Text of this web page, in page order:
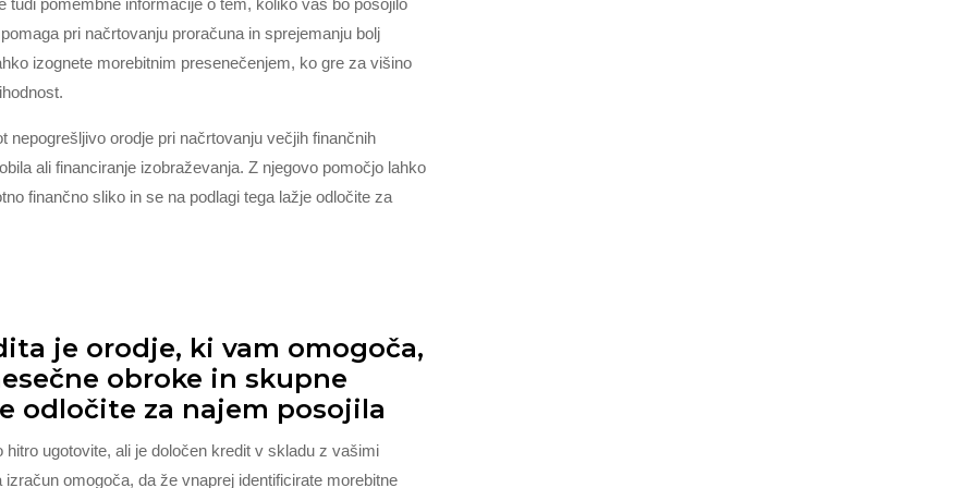
pomembne informacije o tem, koliko vas bo posojilo
pri načrtovanju proračuna in sprejemanju bolj
izognete morebitnim presenečenjem, ko gre za višino
orodje pri načrtovanju večjih finančnih
ali financiranje izobraževanja. Z njegovo pomočjo lahko
finančno sliko in se na podlagi tega lažje odločite za
je orodje, ki vam omogoča,
obroke in skupne
odločite za najem posojila
ugotovite, ali je določen kredit v skladu z vašimi
omogoča, da že vnaprej identificirate morebitne